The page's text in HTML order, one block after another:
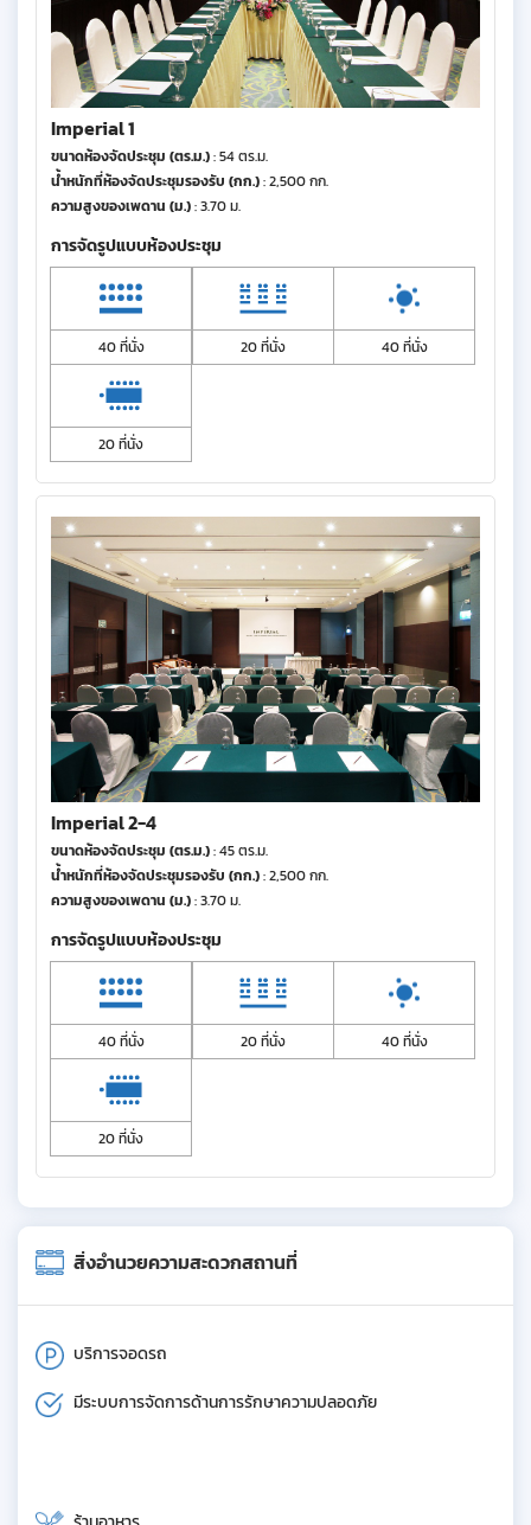
Imperial 1
ขนาดห้องจัดประชุม (ตร.ม.): 54 ตร.ม.
น้ำหนักที่ห้องจัดประชุมรองรับ (กก.): 2,500 กก.
ความสูงของเพดาน (ม.): 3.70 ม.
การจัดรูปแบบห้องประชุม
40 ที่นั่ง 20 ที่นั่ง 40 ที่นั่ง
20 ที่นั่ง
Imperial 2-4
ขนาดห้องจัดประชุม (ตร.ม.): 45 ตร.ม.
น้ำหนักที่ห้องจัดประชุมรองรับ (กก.): 2,500 กก.
ความสูงของเพดาน (ม.): 3.70 ม.
การจัดรูปแบบห้องประชุม
40 ที่นั่ง 20 ที่นั่ง 40 ที่นั่ง
20 ที่นั่ง
สิ่งอำนวยความสะดวกสถานที่
บริการจอดรถ
มีระบบการจัดการด้านการรักษาความปลอดภัย